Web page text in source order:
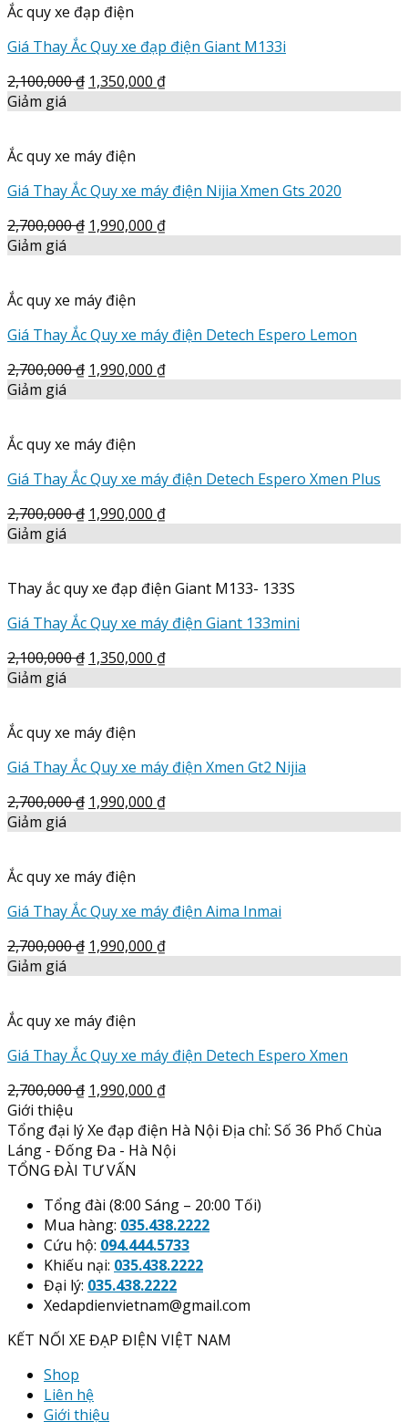
Ắc quy xe đạp điện
Giá Thay Ắc Quy xe đạp điện Giant M133i
2,100,000₫ 1,350,000 ₫
Giảm giá
Ắc quy xe máy điện
Giá Thay Ắc Quy xe máy điện Nijia Xmen Gts 2020
2,700,000₫ 1,990,000 ₫
Giảm giá
Ắc quy xe máy điện
Giá Thay Ắc Quy xe máy điện Detech Espero Lemon
2,700,000₫ 1,990,000 ₫
Giảm giá
Ắc quy xe máy điện
Giá Thay Ắc Quy xe máy điện Detech Espero Xmen Plus
2,700,000₫ 1,990,000 ₫
Giảm giá
Thay ắc quy xe đạp điện Giant M133- 133S
Giá Thay Ắc Quy xe máy điện Giant 133mini
2,100,000₫ 1,350,000 ₫
Giảm giá
Ắc quy xe máy điện
Giá Thay Ắc Quy xe máy điện Xmen Gt2 Nijia
2,700,000₫ 1,990,000 ₫
Giảm giá
Ắc quy xe máy điện
Giá Thay Ắc Quy xe máy điện Aima Inmai
2,700,000₫ 1,990,000 ₫
Giảm giá
Ắc quy xe máy điện
Giá Thay Ắc Quy xe máy điện Detech Espero Xmen
2,700,000₫ 1,990,000 ₫
Giới thiệu
Tổng đại lý Xe đạp điện Hà Nội Địa chỉ: Số 36 Phố Chùa
Láng - Đống Đa - Hà Nội
TỔNG ĐÀI TƯ VẤN
Tổng đài (8:00 Sáng – 20:00 Tối)
Mua hàng: 035.438.2222
Cứu hộ: 094.444.5733
Khiếu nại: 035.438.2222
Đại lý: 035.438.2222
Xedapdienvietnam@gmail.com
KẾT NỐI XE ĐẠP ĐIỆN VIỆT NAM
Shop
Liên hệ
Giới thiệu